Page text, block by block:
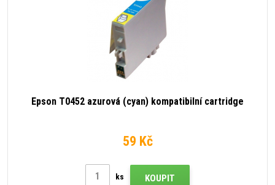
Epson T0452 azurová (cyan) kompatibilní cartridge
59 Kč
ks KOUPIT